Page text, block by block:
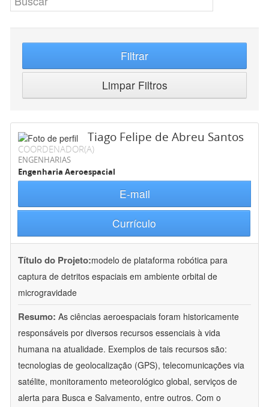
Filtrar
Limpar Filtros
Tiago Felipe de Abreu Santos
COORDENADOR(A)
ENGENHARIAS
Engenharia Aeroespacial
E-mail
Currículo
Título do Projeto:modelo de plataforma robótica para
captura de detritos espaciais em ambiente orbital de
microgravidade
Resumo: As ciências aeroespaciais foram historicamente
responsáveis por diversos recursos essenciais à vida
humana na atualidade. Exemplos de tais recursos são:
tecnologias de geolocalização (GPS), telecomunicações via
satélite, monitoramento meteorológico global, serviços de
alerta para Busca e Salvamento, entre outros. Com o